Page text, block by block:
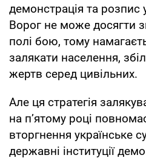
демонстрація та розпис
Ворог не може досягти
полі бою, тому
залякати населення,
жертв серед цивільних.
Але ця стратегія
на п’ятому році
вторгнення українське
державні інституції